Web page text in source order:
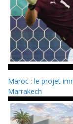
Maroc : le projet
Marrakech